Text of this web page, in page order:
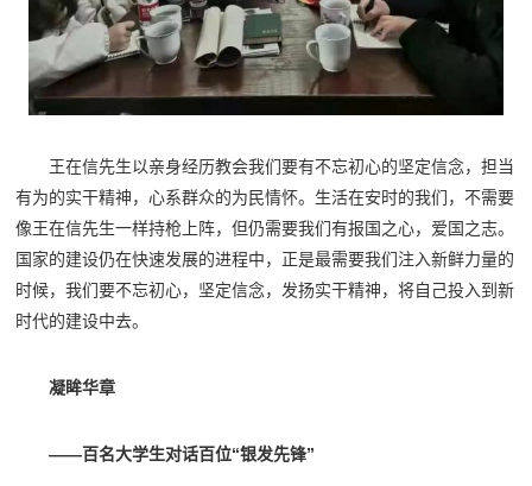
王在信先生以亲身经历教会我们要有不忘初心的坚定信念，担当
有为的实干精神，心系群众的为民情怀。生活在安时的我们，不需要
像王在信先生一样持枪上阵，但仍需要我们有报国之心，爱国之志。
国家的建设仍在快速发展的进程中，正是最需要我们注入新鲜力量的
时候，我们要不忘初心，坚定信念，发扬实干精神，将自己投入到新
时代的建设中去。
凝眸华章
——百名大学生对话百位“银发先锋”